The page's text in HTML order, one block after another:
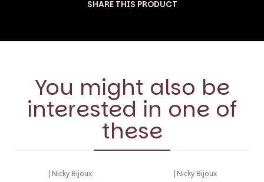
SHARE THIS PRODUCT
You might also be
interested in one of
these
| Nicky Bijoux | Nicky Bijoux